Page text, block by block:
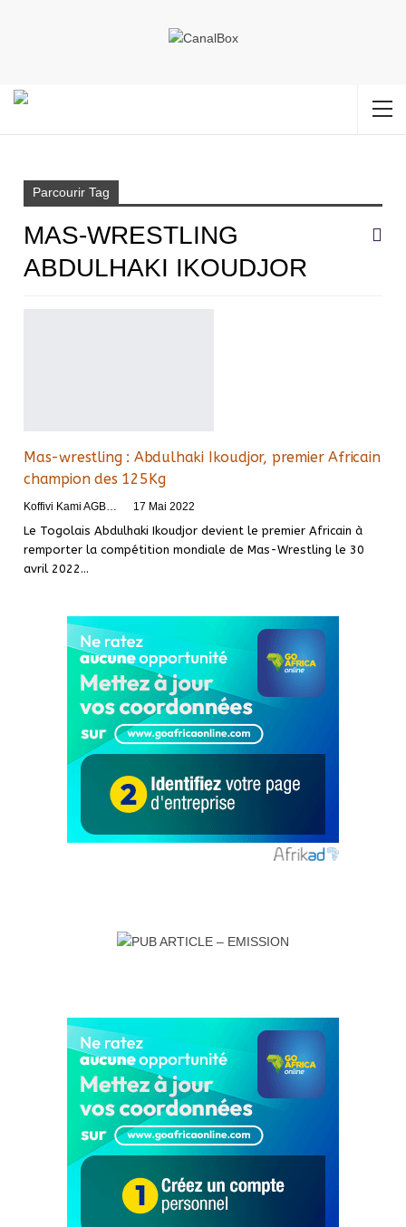
Parcourir Tag
MAS-WRESTLING
ABDULHAKI IKOUDJOR
Mas-wrestling : Abdulhaki Ikoudjor, premier Africain
champion des 125Kg
17 Mai 2022
Le Togolais Abdulhaki Ikoudjor devient le premier Africain à
remporter la compétition mondiale de Mas-Wrestling le 30
avril 2022 …